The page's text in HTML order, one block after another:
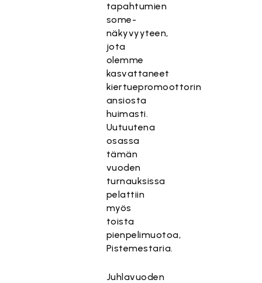
tapahtumien
some-
näkyvyyteen,
jota
olemme
kasvattaneet
kiertuepromoottorin
ansiosta
huimasti.
Uutuutena
osassa
tämän
vuoden
turnauksissa
pelattiin
myös
toista
pienpelimuotoa,
Pistemestaria.
Juhlavuoden